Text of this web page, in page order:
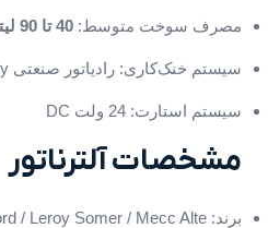
مصرف سوخت متوسط: 40 تا 90 لیتر در ساعت
سیستم خنک‌کاری: رادیاتور صنعتی heavy-duty
سیستم استارت: 24 ولت DC
مشخصات آلترناتور
برند: Stamford / Leroy Somer / Mecc Alte